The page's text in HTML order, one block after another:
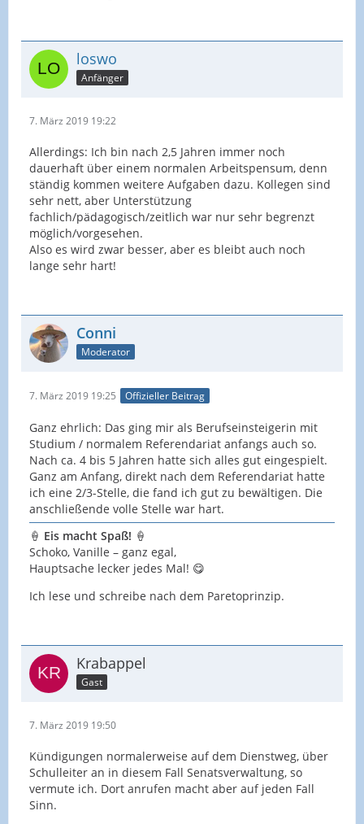
loswo
Anfänger
7. März 2019 19:22
Allerdings: Ich bin nach 2,5 Jahren immer noch
dauerhaft über einem normalen Arbeitspensum, denn
ständig kommen weitere Aufgaben dazu. Kollegen sind
sehr nett, aber Unterstützung
fachlich/pädagogisch/zeitlich war nur sehr begrenzt
möglich/vorgesehen.
Also es wird zwar besser, aber es bleibt auch noch
lange sehr hart!
Conni
Moderator
7. März 2019 19:25 Offizieller Beitrag
Ganz ehrlich: Das ging mir als Berufseinsteigerin mit
Studium / normalem Referendariat anfangs auch so.
Nach ca. 4 bis 5 Jahren hatte sich alles gut eingespielt.
Ganz am Anfang, direkt nach dem Referendariat hatte
ich eine 2/3-Stelle, die fand ich gut zu bewältigen. Die
anschließende volle Stelle war hart.
🍦 Eis macht Spaß! 🍦
Schoko, Vanille – ganz egal,
Hauptsache lecker jedes Mal! 😋
Ich lese und schreibe nach dem Paretoprinzip.
Krabappel
Gast
7. März 2019 19:50
Kündigungen normalerweise auf dem Dienstweg, über
Schulleiter an in diesem Fall Senatsverwaltung, so
vermute ich. Dort anrufen macht aber auf jeden Fall
Sinn.